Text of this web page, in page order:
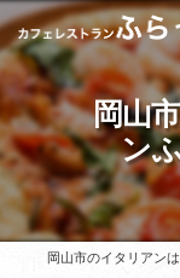
岡山
ン